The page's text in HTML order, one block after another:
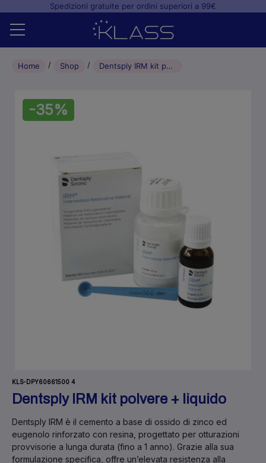
Spedizioni gratuite per ordini superiori a 99€
Home
Studio odontoiatrico
Home Shop Dentsply IRM kit polvere + liquido
-35%
KLS-DPY60661500 4
Dentsply IRM kit polvere + liquido
Dentsply IRM è il cemento a base di ossido di zinco ed
eugenolo rinforzato con resina , progettato per otturazioni
provvisorie a lunga durata (fino a 1 anno). Grazie alla sua
formulazione specifica, offre un’elevata resistenza alla